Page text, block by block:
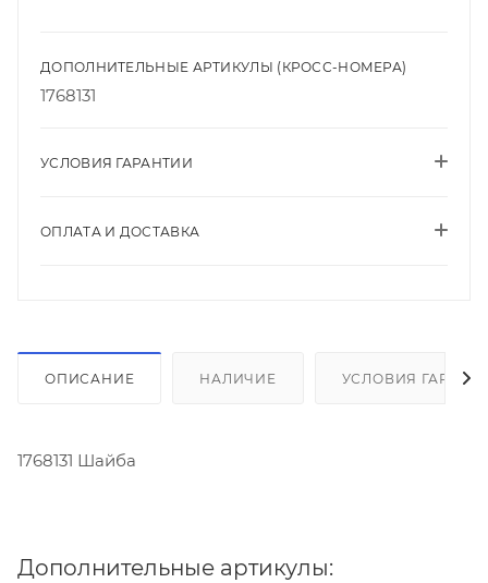
ДОПОЛНИТЕЛЬНЫЕ АРТИКУЛЫ (КРОСС-НОМЕРА)
1768131
УСЛОВИЯ ГАРАНТИИ
ОПЛАТА И ДОСТАВКА
ОПИСАНИЕ НАЛИЧИЕ УСЛОВИЯ
1768131 Шайба
Дополнительные артикулы: